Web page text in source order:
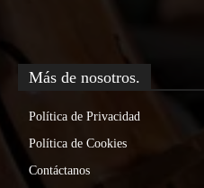
Más de nosotros.
Política de Privacidad
Política de Cookies
Contáctanos